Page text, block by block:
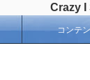
Crazy I
コンテ